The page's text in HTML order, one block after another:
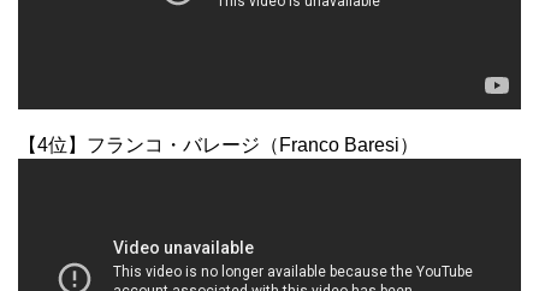
【4位】フランコ・バレージ（Franco Baresi）